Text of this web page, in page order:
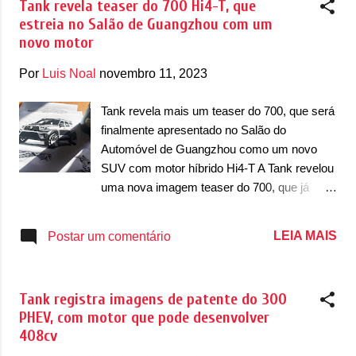
começasse a produção com modelos de alto
valor agregado e com uma base em chassi –
uma picape. No entanto, o segundo produto a
era um utilitário esportivo de base em chassi.
Com isso, as chances recaem sobre a Tank
com o seu utilitário esportivo 500, que já foi
apresentado na China e que possui uma
base em chassi. Basicamente, o SUV é
Sport (em outros mercados ainda concorre
Tank revela teaser do 700 Hi4-T, que
estreia no Salão de Guangzhou com um
novo motor
Por Luis Noal novembro 11, 2023
Tank revela mais um teaser do 700, que será
finalmente apresentado no Salão do
Automóvel de Guangzhou como um novo
SUV com motor híbrido Hi4-T A Tank revelou
uma nova imagem teaser do 700, que já
fevereiro deste ano. Agora, o modelo foi
finalmente será apresentado depois de
meses de espera. A informação da estreia foi
Postar um comentário LEIA MAIS
Tank registra imagens de patente do 300
PHEV, com motor que pode desenvolver
408cv